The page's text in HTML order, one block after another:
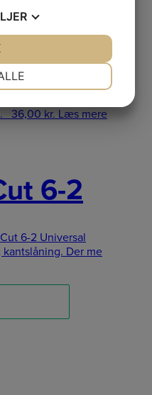
2-2
36,00 kr. Læs mere
6-2
6-2 Universal
Der me
STATISTIK